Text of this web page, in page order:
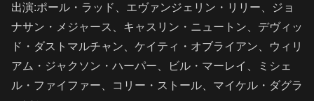
出演:ポール・ラッド、エヴァンジェリン・リリー、ジョ
ナサン・メジャース、キャスリン・ニュートン、デヴィッ
ド・ダストマルチャン、 ケイティ・オブライアン、
ウィリ
アム・ジャクソン・ハーパー、
ビル・マーレイ、ミシェ
ル・ファイファー、コリー・ストール、マイケル・ダグラ